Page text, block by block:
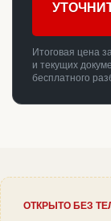
Итоговая цена
и текущих
бесплатного
ОТКРЫТО БЕЗ